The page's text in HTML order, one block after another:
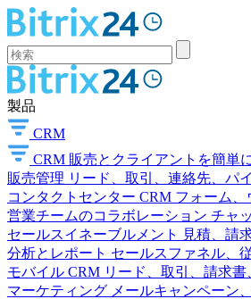
製品
CRM
CRM 販売とクライアントを簡単
販売管理 リード、取引、連絡先、パ
コンタクトセンター CRM フォーム、
営業チームのコラボレーション チャ
セールスイネーブルメント
見積、請
分析とレポート セールスファネル、
モバイル CRM リード、取引、請求
マーケティング メールキャンペーン